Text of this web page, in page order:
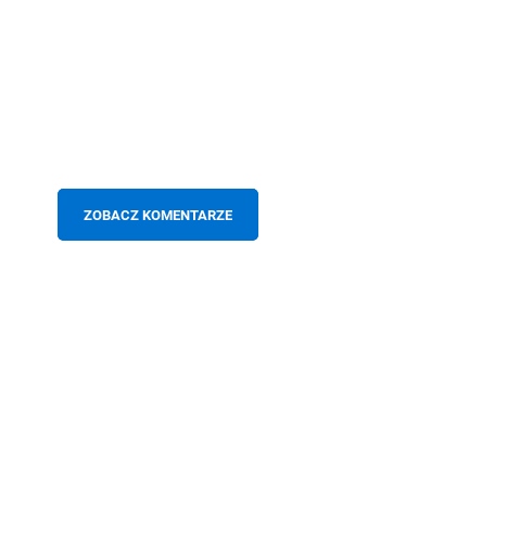
ZOBACZ KOMENTARZE